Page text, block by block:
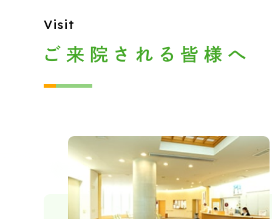
Visit
ご来院される皆様へ